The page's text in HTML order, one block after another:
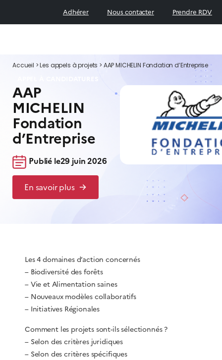
Adhérer Nous contacter Prendre RDV
Accueil >Les appels à projets > AAP MICHELIN Fondation d’Entreprise
AAP
MICHELIN
Fondation
d’Entreprise
Publié le29 juin 2026
En savoir plus
Les 4 domaines d’action concernés
– Biodiversité des forêts
– Vie et Alimentation saines
– Nouveaux modèles collaboratifs
– Initiatives Régionales
Comment les projets sont-ils sélectionnés ?
– Selon des critères juridiques
– Selon des critères spécifiques